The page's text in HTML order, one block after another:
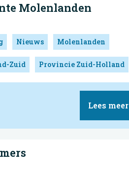
Molenlanden
Nieuws Molenlanden
Zuid Provincie Zuid-Holland
Lees meer